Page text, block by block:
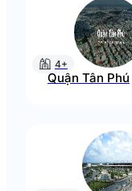
4+
Quận Tân Phú